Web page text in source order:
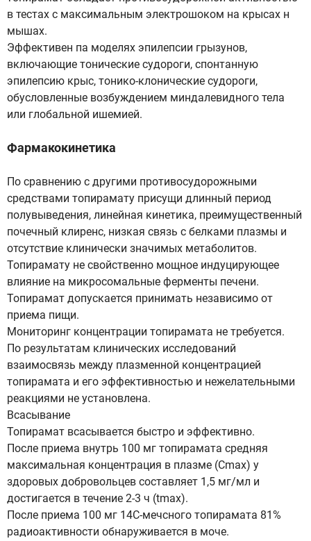
в тестах с максимальным электрошоком на крысах н
мышах.
Эффективен па моделях эпилепсии грызунов,
включающие тонические судороги, спонтанную
эпилепсию крыс, тонико-клонические судороги,
обусловленные возбуждением миндалевидного тела
или глобальной ишемией.
Фармакокинетика
По сравнению с другими противосудорожными
средствами топирамату присущи длинный период
полувыведения, линейная кинетика, преимущественный
почечный клиренс, низкая связь с белками плазмы и
отсутствие клинически значимых метаболитов.
Топирамату не свойственно мощное индуцирующее
влияние на микросомальные ферменты печени.
Топирамат допускается принимать независимо от
приема пищи.
Мониторинг концентрации топирамата не требуется.
По результатам клинических исследований
взаимосвязь между плазменной концентрацией
топирамата и его эффективностью и нежелательными
реакциями не установлена.
Всасывание
Топирамат всасывается быстро и эффективно.
После приема внутрь 100 мг топирамата средняя
максимальная концентрация в плазме (Сmax) у
здоровых добровольцев составляет 1,5 мг/мл и
достигается в течение 2-3 ч (tmax).
После приема 100 мг 14С-мечсного топирамата 81%
радиоактивности обнаруживается в моче.